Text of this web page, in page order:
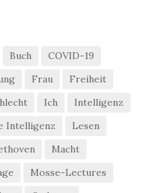
Buch
COVID-19
Frau
Freiheit
Ich
Intelligenz
Intelligenz
Lesen
Macht
Mosse-Lectures